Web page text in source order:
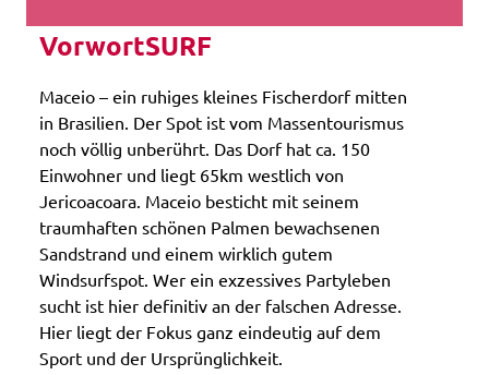
VorwortSURF
Maceio – ein ruhiges kleines Fischerdorf mitten
in Brasilien. Der Spot ist vom Massentourismus
noch völlig unberührt. Das Dorf hat ca. 150
Einwohner und liegt 65km westlich von
Jericoacoara. Maceio besticht mit seinem
traumhaften schönen Palmen bewachsenen
Sandstrand und einem wirklich gutem
Windsurfspot. Wer ein exzessives Partyleben
sucht ist hier definitiv an der falschen Adresse.
Hier liegt der Fokus ganz eindeutig auf dem
Sport und der Ursprünglichkeit.